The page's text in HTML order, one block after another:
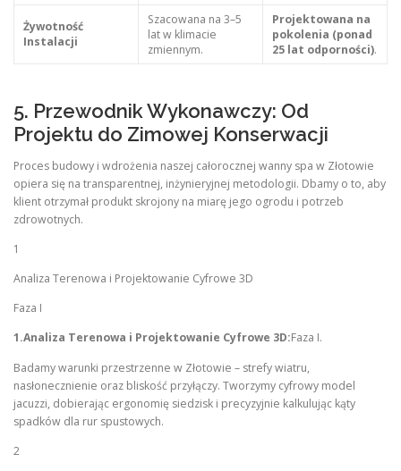
Żywotność
Instalacji
Szacowana na 3–5
lat w klimacie
zmiennym.
Projektowana na
pokolenia (ponad
25 lat odporności).
5. Przewodnik Wykonawczy: Od
Projektu do Zimowej Konserwacji
Proces budowy i wdrożenia naszej całorocznej wanny spa w Złotowie
opiera się na transparentnej, inżynieryjnej metodologii. Dbamy o to, aby
klient otrzymał produkt skrojony na miarę jego ogrodu i potrzeb
zdrowotnych.
1
Analiza Terenowa i Projektowanie Cyfrowe 3D
Faza I
1.Analiza Terenowa i Projektowanie Cyfrowe 3D:Faza I.
Badamy warunki przestrzenne w Złotowie – strefy wiatru,
nasłonecznienie oraz bliskość przyłączy. Tworzymy cyfrowy model
jacuzzi, dobierając ergonomię siedzisk i precyzyjnie kalkulując kąty
spadków dla rur spustowych.
2